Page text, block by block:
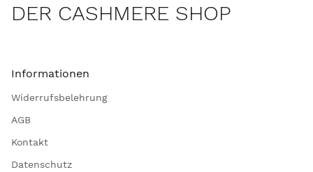
DER CASHMERE SHOP
Informationen
Widerrufsbelehrung
AGB
Kontakt
Datenschutz